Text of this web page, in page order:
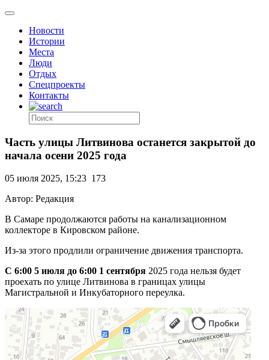
Новости
Истории
Места
Люди
Отдых
Спецпроекты
Контакты
Часть улицы Литвинова останется закрытой до
начала осени 2025 года
05 июля 2025, 15:23 173
Автор: Редакция
В Самаре продолжаются работы на канализационном
коллекторе в Кировском районе.
Из-за этого продлили ограничение движения транспорта.
С 6:00 5 июля до 6:00 1 сентября 2025 года нельзя будет
проехать по улице Литвинова в границах улицы
Магистральной и Инкубаторного переулка.